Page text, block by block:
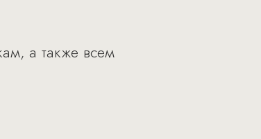
а также всем